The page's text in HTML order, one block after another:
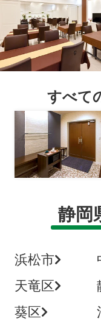
すべて
静岡
浜松市
天竜区
葵区